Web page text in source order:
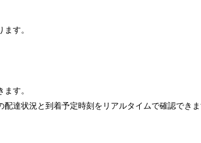
す。
す。
達状況と到着予定時刻をリアルタイムで確認でき